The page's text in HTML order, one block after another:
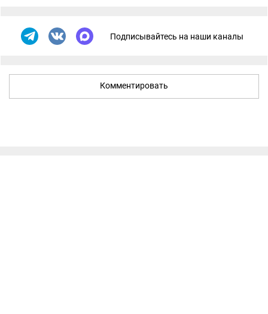
Подписывайтесь на наши каналы
Комментировать